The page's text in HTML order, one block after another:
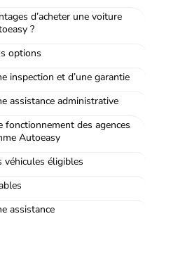
d’acheter une voiture
?
options
inspection et d’une garantie
assistance administrative
fonctionnement des agences
Autoeasy
véhicules éligibles
assistance